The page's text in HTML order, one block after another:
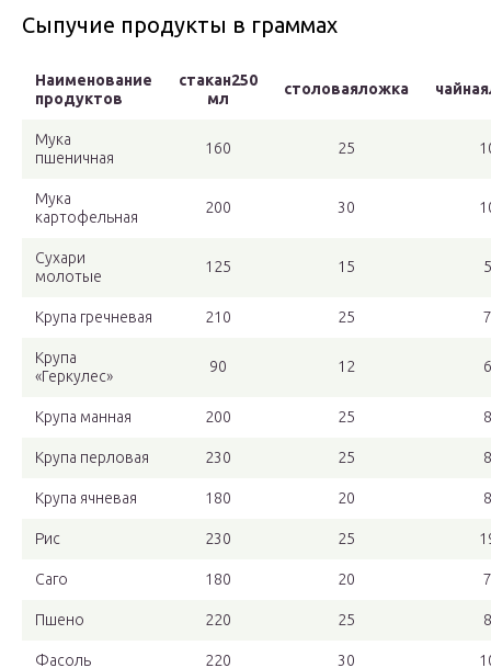
Сыпучие продукты в граммах
Наименование
продуктов
стакан250
мл
столоваяложка
Мука
пшеничная
160 25
Мука
картофельная
200 30
Сухари
молотые
125 15 5
Крупа гречневая 210 25 7
Крупа
«Геркулес»
90 12 6
Крупа манная 200 25 8
Крупа перловая 230 25 8
Крупа ячневая 180 20 8
Рис 230 25
Саго 180 20 7
Пшено 220 25 8
Фасоль 220 30